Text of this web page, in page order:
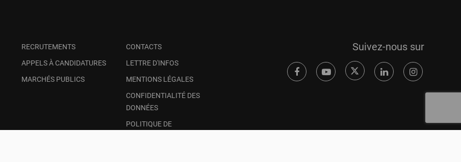
RECRUTEMENTS
APPELS À CANDIDATURES
MARCHÉS PUBLICS
CONTACTS
LETTRE D'INFOS
MENTIONS LÉGALES
CONFIDENTIALITÉ DES
DONNÉES
POLITIQUE DE
Suivez-nous sur